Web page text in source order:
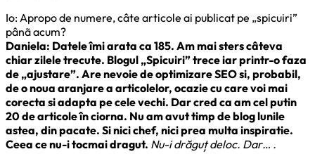
Io: Apropo de numere, câte articole ai publicat pe „spicuiri”
pânã acum?
Daniela: Datele îmi arata ca 185. Am mai sters câteva
chiar zilele trecute. Blogul „Spicuiri” trece iar printr-o faza
de „ajustare”. Are nevoie de optimizare SEO si, probabil,
de o noua aranjare a articolelor, ocazie cu care voi mai
corecta si adapta pe cele vechi. Dar cred ca am cel putin
20 de articole în ciorna. Nu am avut timp de blog lunile
astea, din pacate. Si nici chef, nici prea multa inspiratie.
Ceea ce nu-i tocmai dragut. Nu-i drăguț deloc. Dar… .